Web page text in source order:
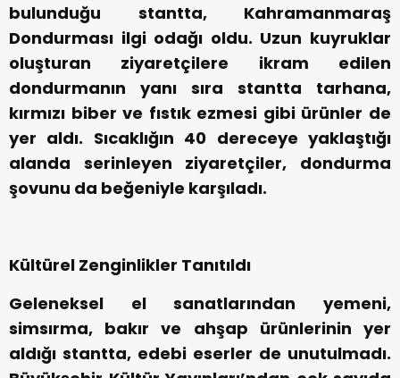
bulunduğu stantta, Kahramanmaraş
Dondurması ilgi odağı oldu. Uzun kuyruklar
oluşturan ziyaretçilere ikram edilen
dondurmanın yanı sıra stantta tarhana,
kırmızı biber ve fıstık ezmesi gibi ürünler de
yer aldı. Sıcaklığın 40 dereceye yaklaştığı
alanda serinleyen ziyaretçiler, dondurma
şovunu da beğeniyle karşıladı.
Kültürel Zenginlikler Tanıtıldı
Geleneksel el sanatlarından yemeni,
simsırma, bakır ve ahşap ürünlerinin yer
aldığı stantta, edebi eserler de unutulmadı.